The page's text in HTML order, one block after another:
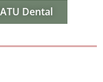
Dental